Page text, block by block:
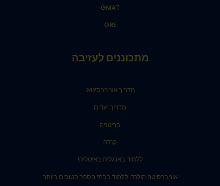
GMAT
GRE
מתכוננים לעזיבה
מדריך אוניברסיטאי
מדריך יעדים
בריטניה
קנדה
ללמוד באנגלית באיטליה!
אוניברסיטה הולנד: ללמוד בבתי הספר הטובים ביותר